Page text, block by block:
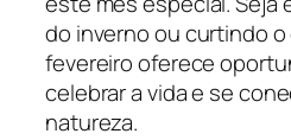
do inverno ou curtindo o
fevereiro oferece
celebrar a vida e se
natureza.